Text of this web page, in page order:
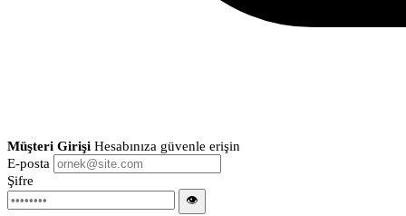
Müşteri Girişi Hesabınıza güvenle erişin
E-posta
Şifre
👁